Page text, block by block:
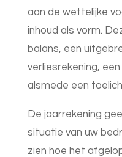
aan de wettelijke
inhoud als vorm.
balans, een
verliesrekening,
alsmede een
De jaarrekening
situatie van uw
zien hoe het